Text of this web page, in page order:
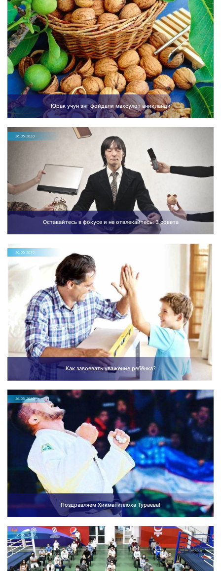
Юрак учун энг фойдали маҳсулот аниқланди
26.05.2020
Оставайтесь в фокусе и не отвлекайтесь: 3 совета
26.05.2020
Как завоевать уважение ребёнка?
26.05.2020
Поздравляем Хикматиллоха Тураева!
26.05.2020